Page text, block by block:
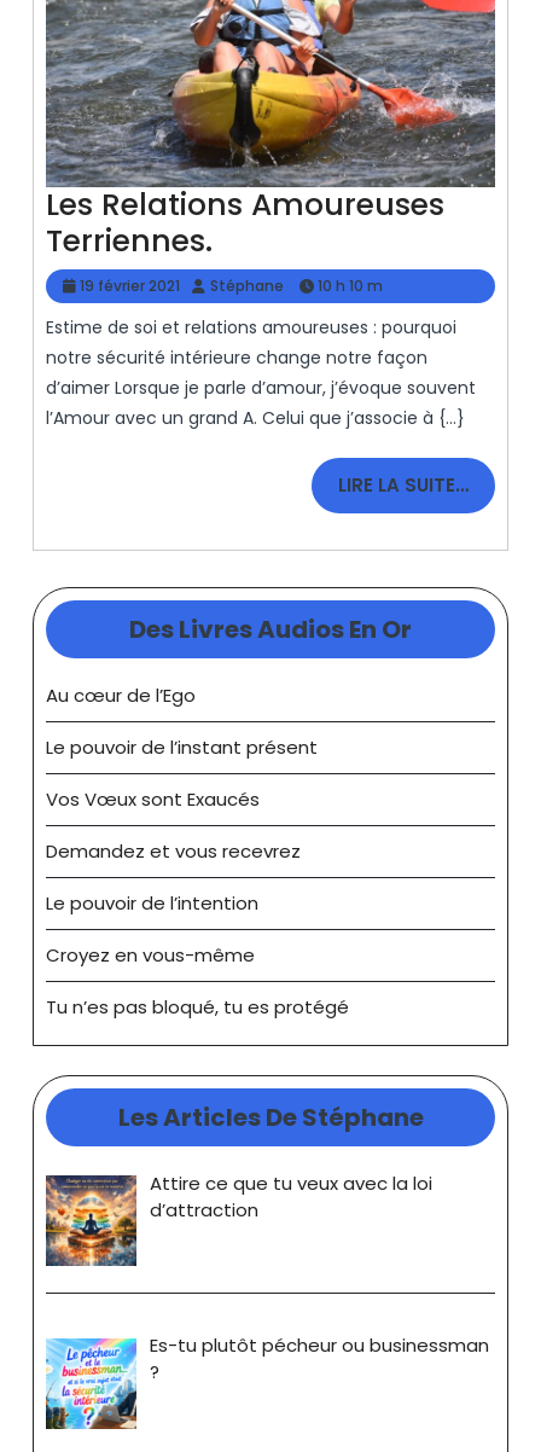
Les Relations Amoureuses
Terriennes.
Relations
Amoureuses
Terriennes.
19 février 2021
19
février
2021
Stéphane Stéphane
10 h 10 m
Estime de soi et relations amoureuses : pourquoi
notre sécurité intérieure change notre façon
d’aimer Lorsque je parle d’amour, j’évoque souvent
l’Amour avec un grand A. Celui que j’associe à {...}
LIRE LA SUITE…LIRE
LA
Des Livres Audios En Or
Au cœur de l’Ego
Le pouvoir de l’instant présent
Vos Vœux sont Exaucés
Demandez et vous recevrez
Le pouvoir de l’intention
Croyez en vous-même
Tu n’es pas bloqué, tu es protégé
Les Articles De Stéphane
Attire ce que tu veux avec la loi
d’attraction
Es-tu plutôt pécheur ou businessman
?